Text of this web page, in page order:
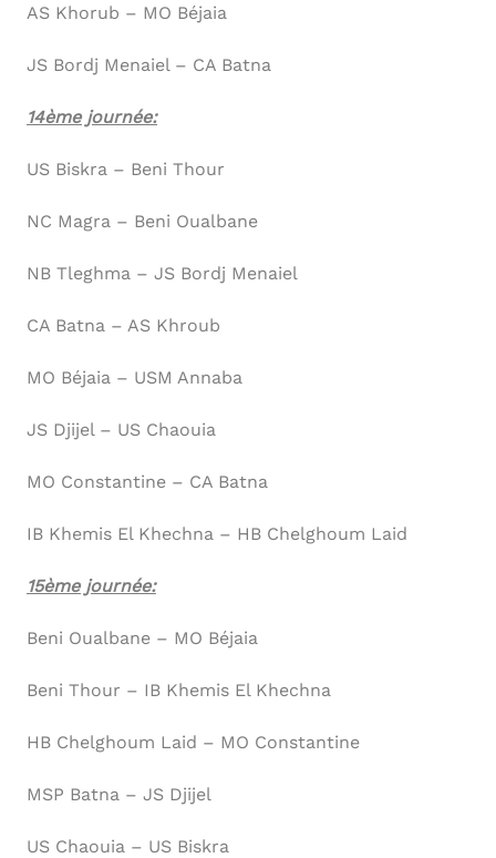
AS Khorub – MO Béjaia
JS Bordj Menaiel – CA Batna
14ème journée:
US Biskra – Beni Thour
NC Magra – Beni Oualbane
NB Tleghma – JS Bordj Menaiel
CA Batna – AS Khroub
MO Béjaia – USM Annaba
JS Djijel – US Chaouia
MO Constantine – CA Batna
IB Khemis El Khechna – HB Chelghoum Laid
15ème journée:
Beni Oualbane – MO Béjaia
Beni Thour – IB Khemis El Khechna
HB Chelghoum Laid – MO Constantine
MSP Batna – JS Djijel
US Chaouia – US Biskra